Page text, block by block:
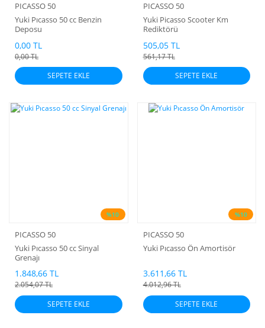
PICASSO 50
Yuki Pıcasso 50 cc Benzin
Deposu
0,00 TL
0,00 TL
SEPETE EKLE
PICASSO 50
Yuki Picasso Scooter Km
Rediktörü
505,05 TL
561,17 TL
SEPETE EKLE
%10
PICASSO 50
Yuki Pıcasso 50 cc Sinyal
Grenajı
1.848,66 TL
2.054,07 TL
SEPETE EKLE
%10
PICASSO 50
Yuki Pıcasso Ön Amortisör
3.611,66 TL
4.012,96 TL
SEPETE EKLE